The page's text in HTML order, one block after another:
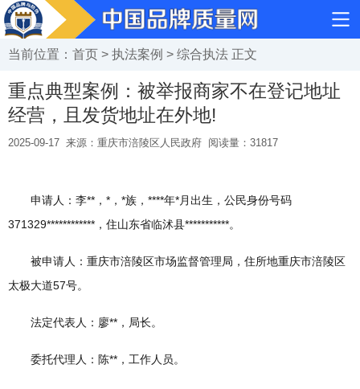
当前位置： 首页 > 执法案例 > 综合执法 正文
重点典型案例：被举报商家不在登记地址
经营，且发货地址在外地!
2025-09-17 来源：重庆市涪陵区人民政府 阅读量： 31817
申请人：李**，*，*族，****年*月出生，公民身份号码
371329************，住山东省临沭县***********。
被申请人：重庆市涪陵区市场监督管理局，住所地重庆市涪陵区
太极大道57号。
法定代表人：廖**，局长。
委托代理人：陈**，工作人员。